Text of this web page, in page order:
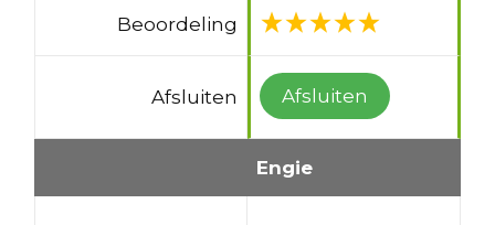
Beoordeling
Afsluiten Afsluiten
Engie